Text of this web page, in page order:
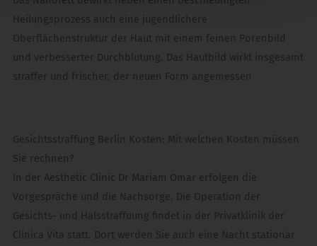
Heilungsprozess auch eine jugendlichere
Oberflächenstruktur der Haut mit einem feinen Porenbild
und verbesserter Durchblutung. Das Hautbild wirkt insgesamt
straffer und frischer, der neuen Form angemessen
Gesichtsstraffung Berlin Kosten: Mit welchen Kosten müssen
Sie rechnen?
In der Aesthetic Clinic Dr Mariam Omar erfolgen die
Vorgespräche und die Nachsorge. Die Operation der
Gesichts- und Halsstraffuung findet in der Privatklinik der
Clinica Vita statt. Dort werden Sie auch eine Nacht stationär